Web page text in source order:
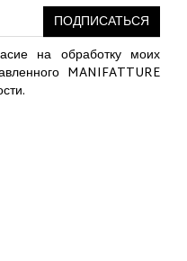
ПОДПИСАТЬСЯ
на обработку моих
MANIFATTURE